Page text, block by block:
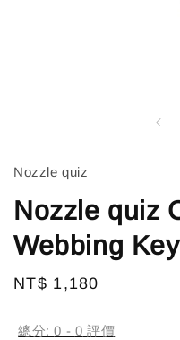
Nozzle quiz
Nozzle quiz
Webbing
Regular
NT$ 1,180
總分:0 - 0 評價